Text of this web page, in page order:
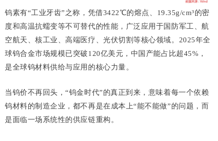
钨素有“工业牙齿”之称，凭借3422℃的熔点、19.35g/cm³的密
度和高温抗蠕变等不可替代的性能，广泛应用于国防军工、航
空航天、核工业、高端医疗、光伏切割等核心领域。2025年全
球钨合金市场规模已突破120亿美元，中国产能占比超45%，
是全球钨材料供给与应用的核心力量。
当钨价不再回头，“钨金时代”的真正到来，意味着每一个依赖
钨材料的制造企业，都不再是在成本上“能不能做”的问题，而
是面临一场系统性的供应链重构。